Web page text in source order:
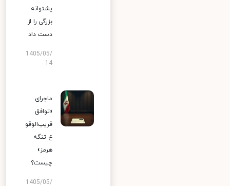
پشتوانه
بزرگی را از
دست داد
1405/05/
14
ماجرای
«توافق
قریب‌الوقو
ع تنگه
هرمز»
چیست؟
1405/05/